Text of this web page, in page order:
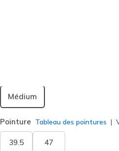
Médium
Pointure Tableau des pointures
39.5 47